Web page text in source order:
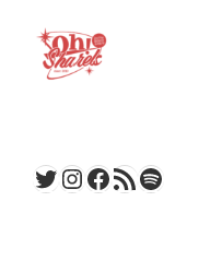
Twitter
Instagram
Facebook
RSS フィードSpotify